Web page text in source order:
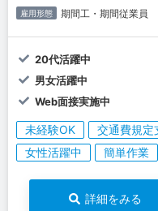
雇用形態 期間工・期間従業員
20代活躍中
男女活躍中
Web面接実施中
未経験OK 交通費規定
女性活躍中
簡単作業
詳細をみる